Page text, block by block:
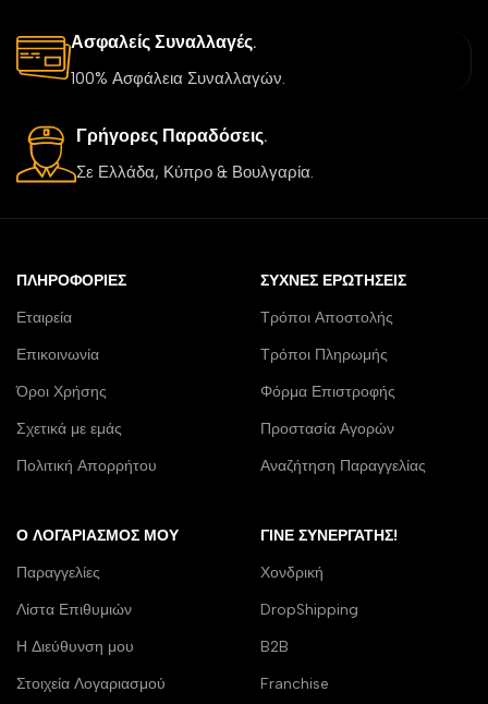
Ασφαλείς Συναλλαγές.
100% Ασφάλεια Συναλλαγών.
Γρήγορες Παραδόσεις.
Σε Ελλάδα, Κύπρο & Βουλγαρία.
ΠΛΗΡΟΦΟΡΊΕΣ
Εταιρεία
Επικοινωνία
Όροι Χρήσης
Σχετικά με εμάς
Πολιτική Απορρήτου
ΣΥΧΝΈΣ ΕΡΩΤΉΣΕΙΣ
Τρόποι Αποστολής
Τρόποι Πληρωμής
Φόρμα Επιστροφής
Προστασία Αγορών
Αναζήτηση Παραγγελίας
Ο ΛΟΓΑΡΙΑΣΜΌΣ ΜΟΥ
Παραγγελίες
Λίστα Επιθυμιών
Η Διεύθυνση μου
Στοιχεία Λογαριασμού
ΓΊΝΕ ΣΥΝΕΡΓΆΤΗΣ!
Χονδρική
DropShipping
B2B
Franchise